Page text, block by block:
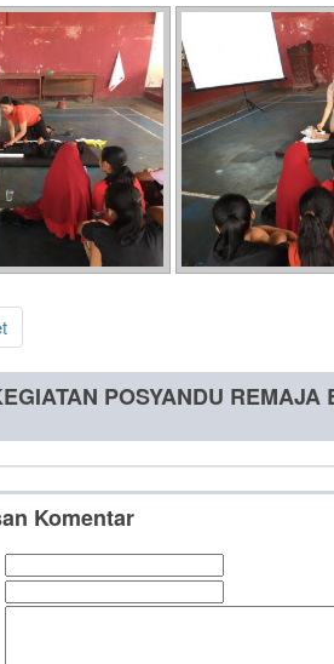
POSYANDU
Komentar